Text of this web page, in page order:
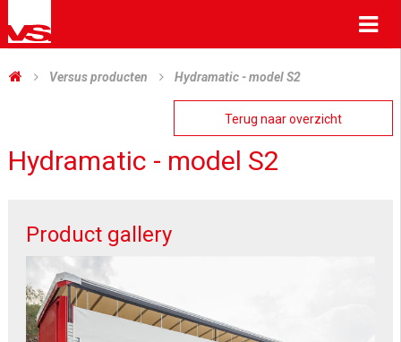
Versus producten Hydramatic - model S2
Terug naar overzicht
Hydramatic - model S2
Product gallery